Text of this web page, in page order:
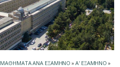
ΜΑΘΗΜΑΤΑ ΑΝΑ ΕΞΑΜΗΝΟ » Α' ΕΞΑΜΗΝΟ »